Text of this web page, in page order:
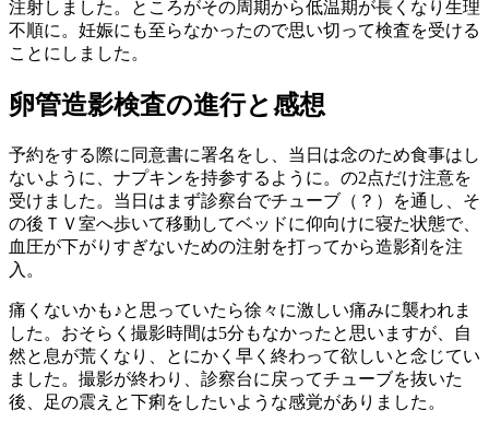
注射しました。ところがその周期から低温期が長くなり生理
不順に。妊娠にも至らなかったので思い切って検査を受ける
ことにしました。
卵管造影検査の進行と感想
予約をする際に同意書に署名をし、当日は念のため食事はし
ないように、ナプキンを持参するように。の2点だけ注意を
受けました。当日はまず診察台でチューブ（？）を通し、そ
の後ＴＶ室へ歩いて移動してベッドに仰向けに寝た状態で、
血圧が下がりすぎないための注射を打ってから造影剤を注
入。
痛くないかも♪と思っていたら徐々に激しい痛みに襲われま
した。おそらく撮影時間は5分もなかったと思いますが、自
然と息が荒くなり、とにかく早く終わって欲しいと念じてい
ました。撮影が終わり、診察台に戻ってチューブを抜いた
後、足の震えと下痢をしたいような感覚がありました。